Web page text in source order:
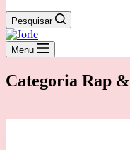
Pesquisar
Menu
Categoria Rap